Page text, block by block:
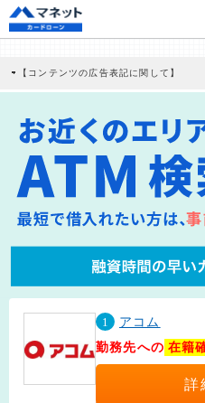
【コンテンツの広告表記に関して】
社に対して企業から紹介報酬が支払われ
商品を根拠なくPRするものではなく、当
どに基づき、公平性を担保した情報提供を
>提携企業一覧
1
アコム
勤務先への 在籍
詳